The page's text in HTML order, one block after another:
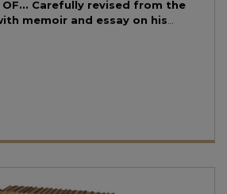
OF... Carefully revised from the
memoir and essay on his